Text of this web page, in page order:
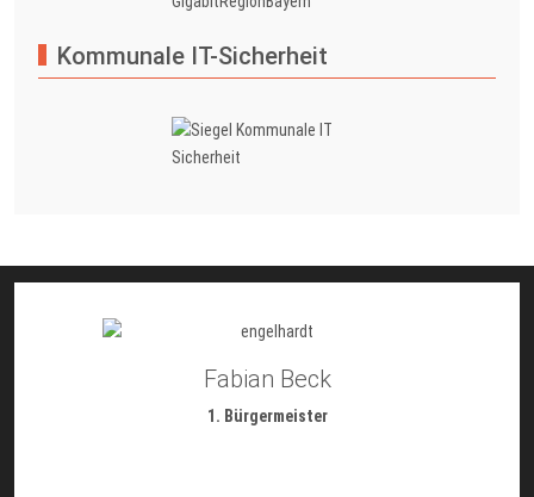
Kommunale IT-Sicherheit
Fabian Beck
1. Bürgermeister